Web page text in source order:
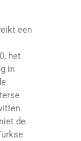
een
het
in
de